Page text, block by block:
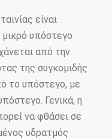
είναι
υπόστεγο
από την
της συγκομιδής
το υπόστεγο, με
Γενικά, η
να φθάσει σε
υδρατμός